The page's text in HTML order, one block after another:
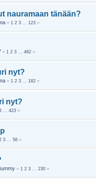
nauramaan tänään?
«1 2 3 ...123 »
«1 2 3 ...482 »
nyt?
«1 2 3 ...182 »
nyt?
...423 »
3 ...56 »
« 1 2 3 ...230 »